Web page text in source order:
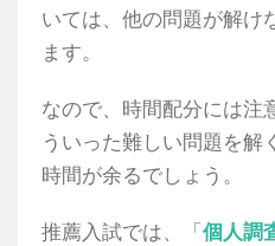
いては、他の問題が解け
ます。
なので、時間配分には注
ういった難しい問題を解
時間が余るでしょう。
推薦入試では、「 個人調